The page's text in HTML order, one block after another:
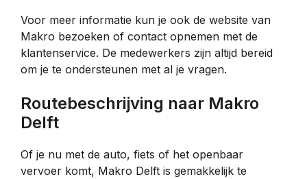
Voor meer informatie kun je ook de website van
Makro bezoeken of contact opnemen met de
klantenservice. De medewerkers zijn altijd bereid
om je te ondersteunen met al je vragen.
Routebeschrijving naar Makro
Delft
Of je nu met de auto, fiets of het openbaar
vervoer komt, Makro Delft is gemakkelijk te